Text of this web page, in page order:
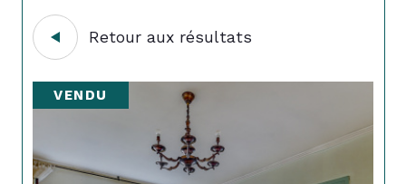
Retour aux résultats
VENDU